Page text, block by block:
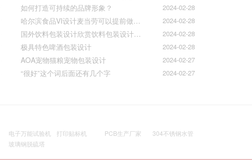
2024-02-28
如何打造可持续的品牌形象？
2024-02-28
哈尔滨食品VI设计麦当劳可以提前做好准备工作促进挪动购买
2024-02-28
国外饮料包装设计欣赏饮料包装设计公司的包装设计
2024-02-28
极具特色啤酒包装设计
2024-02-27
AOA宠物猫粮宠物包装设计
2024-02-27
“很好”这个词后面还有几个字
电子万能试验机 打印贴标机 PCB生产厂家
304不锈钢水管
玻璃钢脱硫塔